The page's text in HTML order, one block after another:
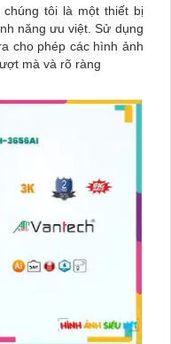
chúng tôi là một thiết bị
ưu việt. Sử dụng
cho phép các hình ảnh
mà và rõ ràng